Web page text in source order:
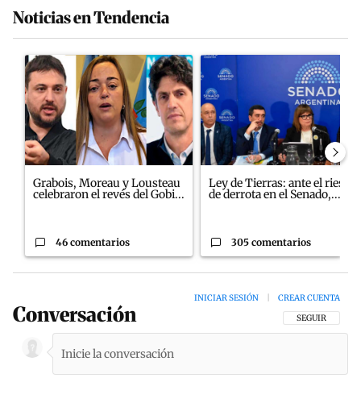
Noticias en Tendencia
Este listado muestra los artículos con más comentarios en los
Un artículo de tendencia con el título "Grabois, Moreau y
Grabois, Moreau y Lousteau
celebraron el revés del Gobi...
46 comentarios
Un artículo de tendencia con
Ley de Tierras: ante el riesgo
de derrota en el Senado,...
305 comentarios
Conversación SIGA ESTA
SEGUIR
INICIAR SESIÓN CREAR CUENTA